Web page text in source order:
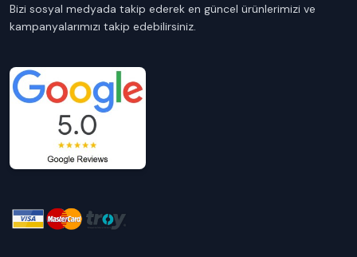
Bizi sosyal medyada takip ederek en güncel ürünlerimizi ve
kampanyalarımızı takip edebilirsiniz.